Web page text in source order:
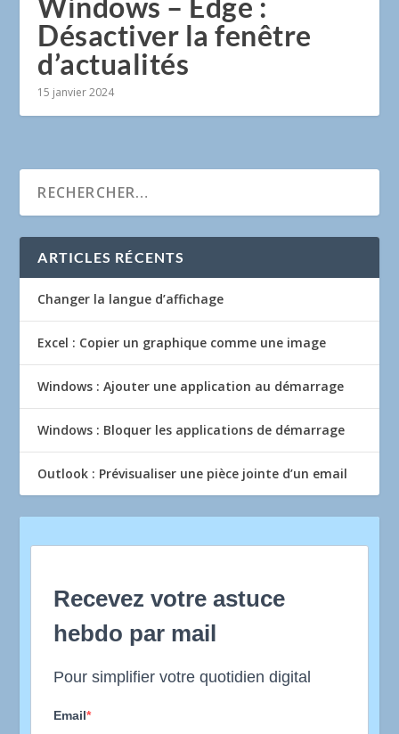
Désactiver la fenêtre
d’actualités
15 janvier 2024
ARTICLES RÉCENTS
Changer la langue d’affichage
Excel : Copier un graphique comme une image
Windows : Ajouter une application au démarrage
Windows : Bloquer les applications de démarrage
Outlook : Prévisualiser une pièce jointe d’un email
Recevez votre astuce
hebdo par mail
Pour simplifier votre quotidien digital
Email